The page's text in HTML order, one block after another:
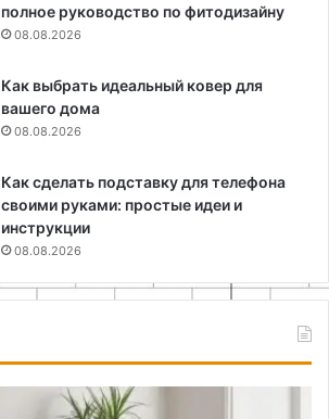
полное руководство по фитодизайну
08.08.2026
Как выбрать идеальный ковер для
вашего дома
08.08.2026
Как сделать подставку для телефона
своими руками: простые идеи и
инструкции
08.08.2026